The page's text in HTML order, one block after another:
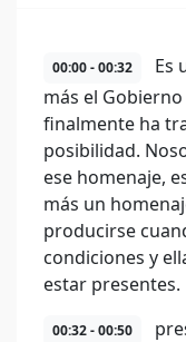
00:00 - 00:32
Es
más el
finalmente ha
posibilidad.
ese homenaje,
más un
producirse
condiciones y
estar presentes.
00:32 - 00:50